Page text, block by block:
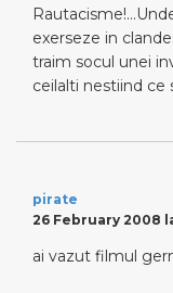
exerseze in
traim socul unei
ceilalti nestiind ce
pirate
26 February 2008
ai vazut filmul